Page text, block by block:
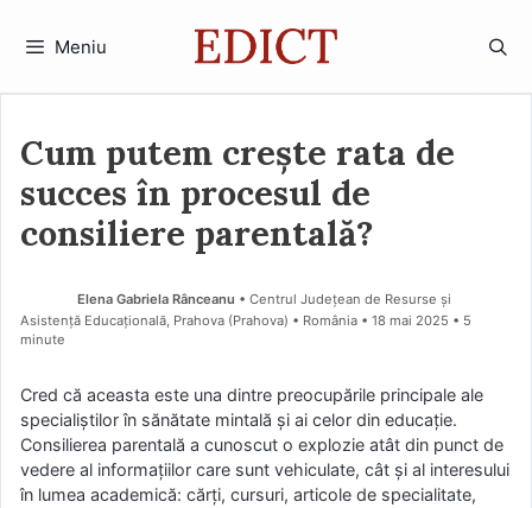
Meniu
Cum putem crește rata de
succes în procesul de
consiliere parentală?
Elena Gabriela Rânceanu • Centrul Județean de Resurse și
Asistență Educațională, Prahova (Prahova) • România
18 mai 2025 • 5
minute
Cred că aceasta este una dintre preocupările principale ale
specialiștilor în sănătate mintală și ai celor din educație.
Consilierea parentală a cunoscut o explozie atât din punct de
vedere al informațiilor care sunt vehiculate, cât și al interesului
în lumea academică: cărți, cursuri, articole de specialitate,